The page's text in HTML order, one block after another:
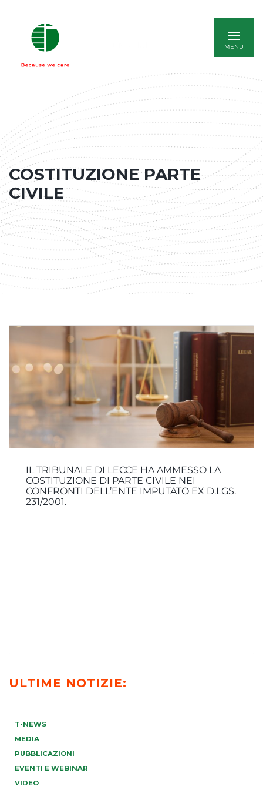
COSTITUZIONE PARTE
CIVILE
IL TRIBUNALE DI LECCE HA AMMESSO LA
COSTITUZIONE DI PARTE CIVILE NEI
CONFRONTI DELL’ENTE IMPUTATO EX D.LGS.
231/2001.
ULTIME NOTIZIE:
T-NEWS
MEDIA
PUBBLICAZIONI
EVENTI E WEBINAR
VIDEO